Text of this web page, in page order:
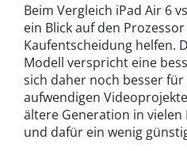
Beim Vergleich iPad Air 6
ein Blick auf den
Kaufentscheidung helfen.
Modell verspricht eine
sich daher noch besser
aufwendigen
ältere Generation in
und dafür ein wenig